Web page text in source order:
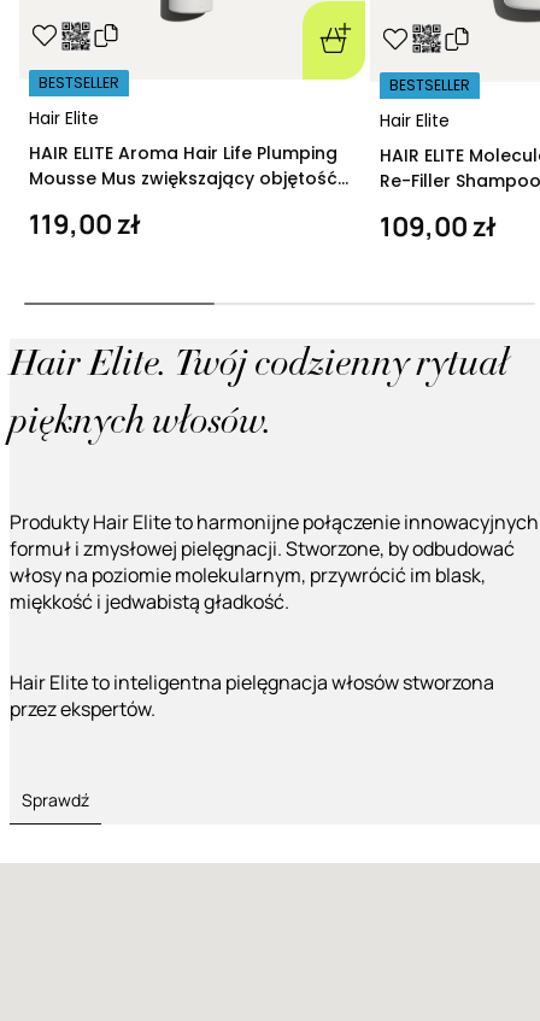
Hair Elite
BESTSELLER
HAIR ELITE Aroma Hair Life Plumping
Mousse Mus zwiększający objętość
119,00 zł
Hair Elite
BESTSELLER
HAIR ELITE
Re-Filler
109,00 zł
Hair Elite. Twój codzienny rytuał
pięknych włosów.
Produkty Hair Elite to harmonijne połączenie innowacyjnych
formuł i zmysłowej pielęgnacji. Stworzone, by odbudować
włosy na poziomie molekularnym, przywrócić im blask,
miękkość i jedwabistą gładkość.
Hair Elite to inteligentna pielęgnacja włosów stworzona
przez ekspertów.
Sprawdź